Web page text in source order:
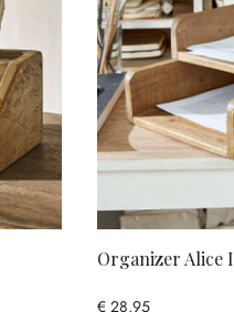
Organizer Alice I
€ 28,95